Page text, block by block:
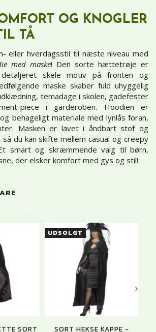
OG KNOGLER
TÅ
eller hverdagsstil til næste niveau med
med maske! Den sorte hættetrøje er
skele motiv på fronten og
maske skaber fuld uhyggelig
temadage i skolen, gadefester
piece i garderoben. Hoodien er
behageligt materiale med lynlås foran,
Masken er lavet i åndbart stof og
du kan skifte mellem casual og creepy
smart og skræmmende valg til børn,
der elsker komfort med gys og stil!
SORT
UDSOLGT
SORT HEKSE KAPPE -